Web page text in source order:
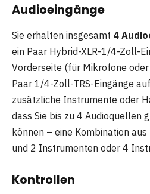
Audioeingänge
Sie erhalten insgesamt 4
ein Paar Hybrid-XLR-1/4-Zoll-
Vorderseite (für Mikrofone
Paar 1/4-Zoll-TRS-Eingänge
zusätzliche Instrumente oder
dass Sie bis zu 4 Audioquellen
können – eine Kombination
und 2 Instrumenten oder 4
Kontrollen